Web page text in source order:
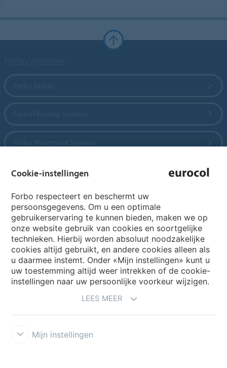
Choose your country
My Forbo
Archief webinars
Archief webinars architecten
Cookie-instellingen
Forbo respecteert en beschermt uw
persoonsgegevens. Om u een optimale
gebruikerservaring te kunnen bieden, maken we op
onze website gebruik van cookies en soortgelijke
technieken. Hierbij worden absoluut noodzakelijke
cookies altijd gebruikt, en andere cookies alleen als
u daarmee instemt. Onder «Mijn instellingen» kunt u
uw toestemming altijd weer intrekken of de cookie-
instellingen naar uw persoonlijke voorkeur wijzigen.
LEES MEER
Mijn instellingen